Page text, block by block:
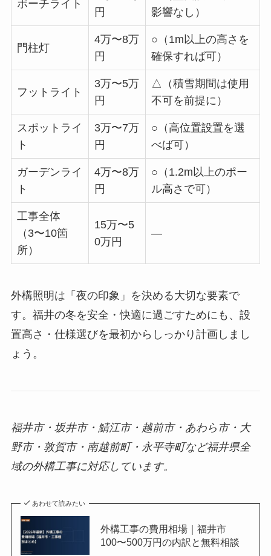
ポーチライト
円
影響なし）
門柱灯
4万〜8万
円
○（1m以上の高さを
確保すれば可）
フットライト
3万〜5万
円
△（積雪期間は使用
不可を前提に）
スポットライ
ト
3万〜7万
円
○（高位置設置を選
べば可）
ガーデンライ
ト
4万〜8万
円
○（1.2m以上のポー
ル高さで可）
工事全体
（3〜10箇
所）
15万〜5
0万円
—
外構照明は「夜の印象」を決める大切な要素で
す。福井の冬を安全・快適に過ごすためにも、設
置高さ・仕様選びを最初からしっかり計画しまし
ょう。
福井市・坂井市・鯖江市・越前市・あわら市・大
野市・敦賀市・南越前町・永平寺町など福井県全
域の外構工事に対応しています。
あわせて読みたい
外構工事の費用相場｜福井市
100〜500万円の内訳と無料相談